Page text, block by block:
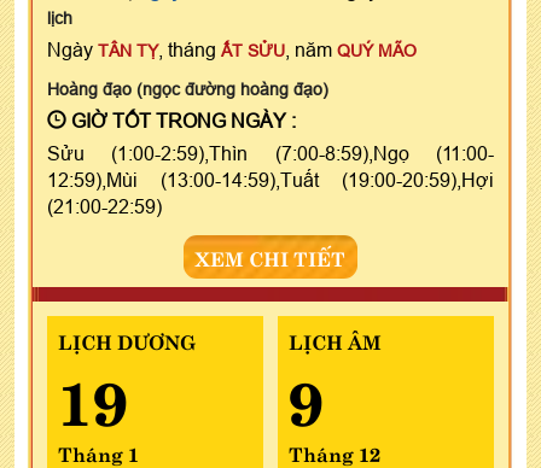
lịch
Ngày TÂN TỴ, tháng ẤT SỬU , năm QUÝ MÃO
Hoàng đạo (ngọc đường hoàng đạo)
GIỜ TỐT TRONG NGÀY :
Sửu (1:00-2:59),Thìn (7:00-8:59),Ngọ (11:00-
12:59),Mùi (13:00-14:59),Tuất (19:00-20:59),Hợi
(21:00-22:59)
XEM CHI TIẾT
LỊCH DƯƠNG
19
Tháng 1
LỊCH ÂM
9
Tháng 12